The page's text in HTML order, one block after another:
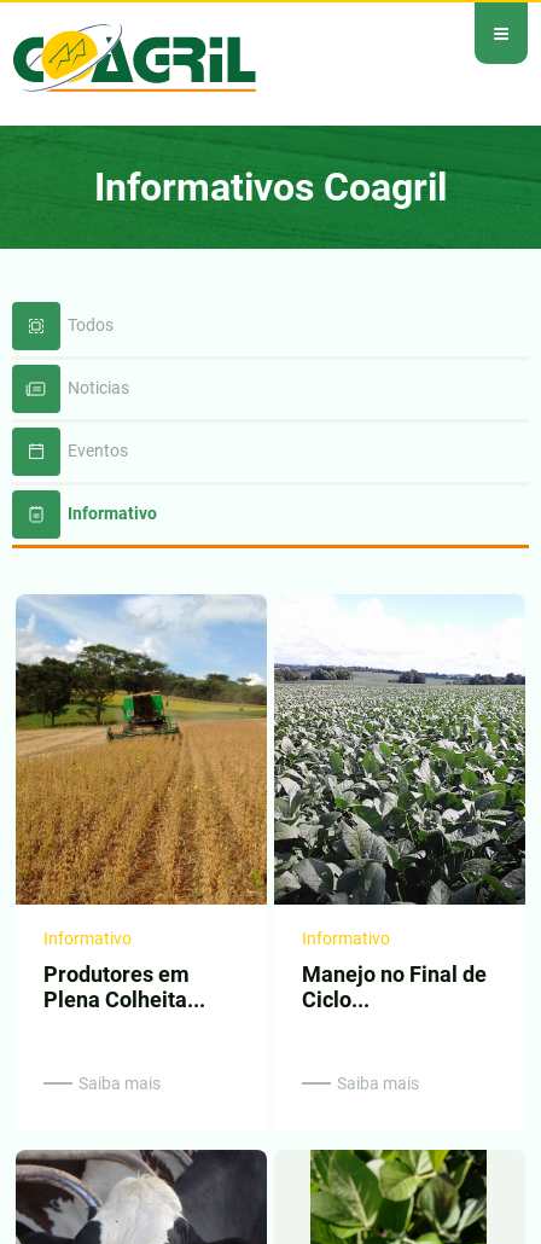
≡
Informativos Coagril
Todos
Noticias
Eventos
Informativo
Informativo
Produtores em
Plena Colheita...
Saiba mais
Informativo
Manejo no Final de
Ciclo...
Saiba mais